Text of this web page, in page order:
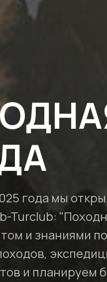
года мы
Turclub:
и знаниями
и планируем